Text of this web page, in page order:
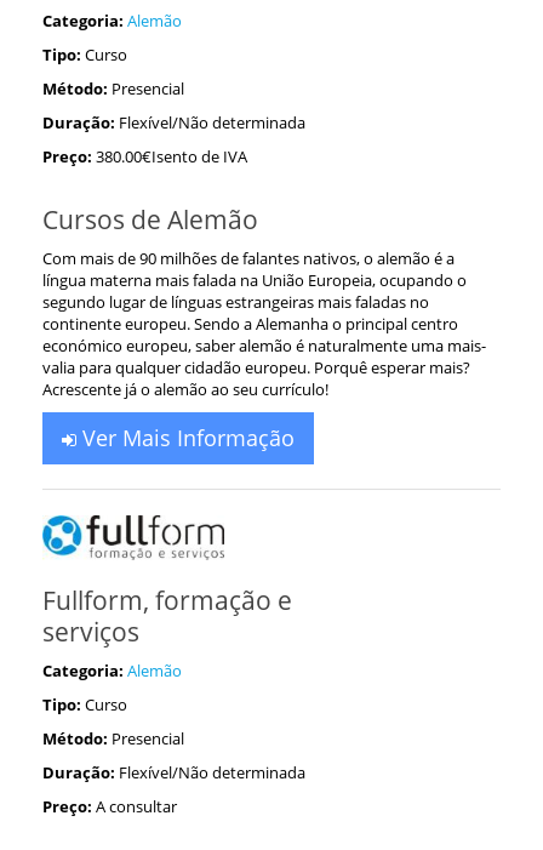
Categoria: Alemão
Tipo: Curso
Método: Presencial
Duração: Flexível/Não determinada
Preço: 380.00€Isento de IVA
Cursos de Alemão
Com mais de 90 milhões de falantes nativos, o alemão é a
língua materna mais falada na União Europeia, ocupando o
segundo lugar de línguas estrangeiras mais faladas no
continente europeu. Sendo a Alemanha o principal centro
económico europeu, saber alemão é naturalmente uma mais-
valia para qualquer cidadão europeu. Porquê esperar mais?
Acrescente já o alemão ao seu currículo!
Ver Mais Informação
Fullform, formação e
serviços
Categoria: Alemão
Tipo: Curso
Método: Presencial
Duração: Flexível/Não determinada
Preço: A consultar